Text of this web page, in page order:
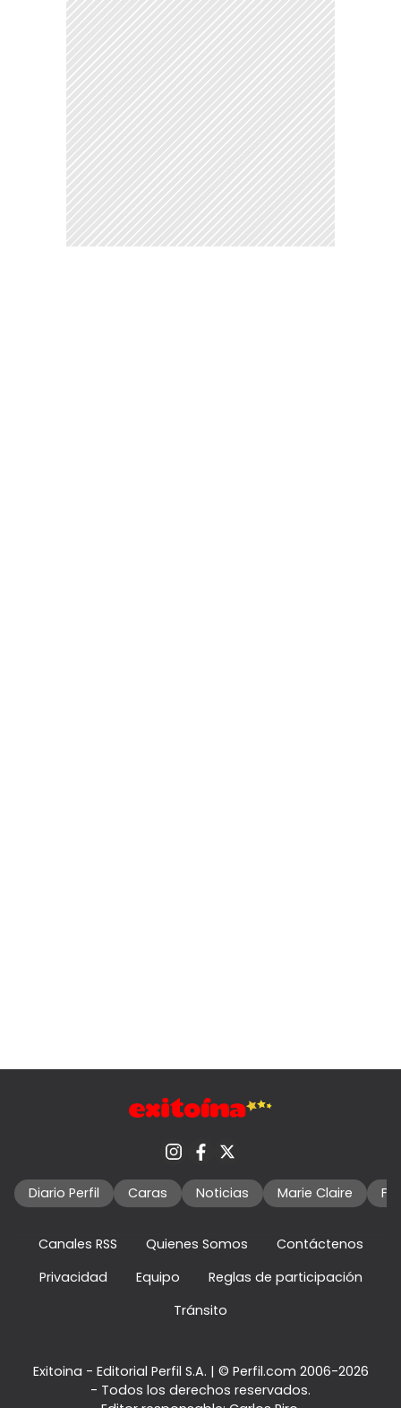
Diario Perfil Caras Noticias Marie Claire
Canales RSS Quienes Somos
Contáctenos
Privacidad
Equipo
Reglas de participación
Tránsito
Exitoina - Editorial Perfil S.A. | © Perfil.com 2006-2026
- Todos los derechos reservados.